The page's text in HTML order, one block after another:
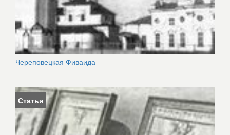
Череповецкая Фиваида
Статьи